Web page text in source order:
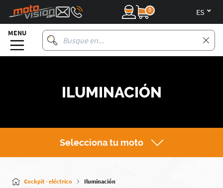
0
MENU
ILUMINACIÓN
Selecciona tu moto
Cockpit - eléctrico Iluminación